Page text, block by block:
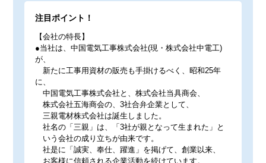
注目ポイント！
【会社の特長】
●当社は、中国電気工事株式会社(現・株式会社中電工)
が、
新たに工事用資材の販売も手掛けるべく、昭和25年
に、
中国電気工事株式会社と、株式会社当具商会、
株式会社五海商会の、3社合弁企業として、
三親電材株式会社は誕生しました。
社名の「三親」は、「3社が親となって生まれた」と
いう会社の成り立ちが由来です。
社是に「誠実、奉仕、躍進」を掲げて、創業以来、
お客様に信頼される企業活動を続けています。